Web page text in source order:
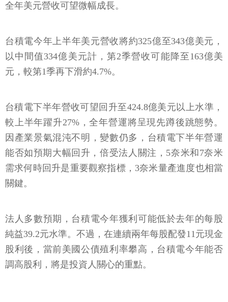
全年美元營收可望微幅成長。
台積電今年上半年美元營收將約325億至343億美元，
以中間值334億美元計，第2季營收可能降至163億美
元，較第1季再下滑約4.7%。
台積電下半年營收可望回升至424.8億美元以上水準，
較上半年躍升27%，全年營運將呈現先蹲後跳態勢。
因產業景氣混沌不明，變數仍多，台積電下半年營運
能否如預期大幅回升，倍受法人關注，5奈米和7奈米
需求何時回升是重要觀察指標，3奈米量產進度也相當
關鍵。
法人多數預期，台積電今年獲利可能低於去年的每股
純益39.2元水準。不過，在連續兩年每股配發11元現金
股利後，當前美國公債殖利率攀高，台積電今年能否
調高股利，將是投資人關心的重點。